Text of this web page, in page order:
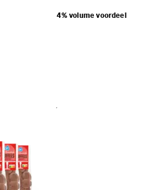
4% volume voordeel